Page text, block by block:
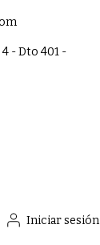
- Dto 401 -
Iniciar sesión